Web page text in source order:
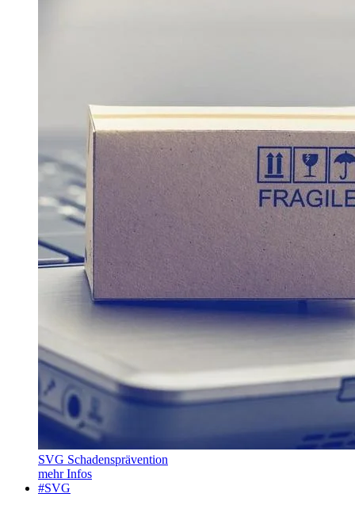
SVG Schadensprävention
mehr Infos
#SVG